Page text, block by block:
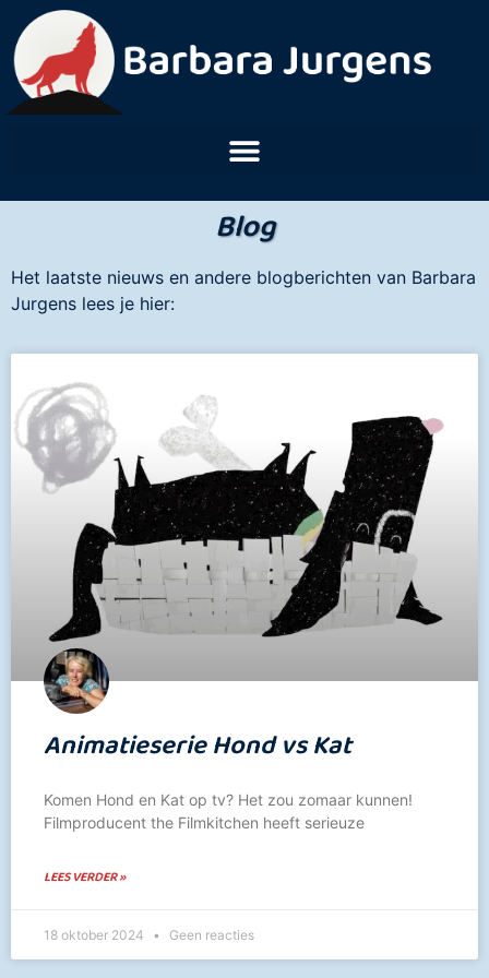
Blog
Het laatste nieuws en andere blogberichten van Barbara
Jurgens lees je hier:
Animatieserie Hond vs Kat
Komen Hond en Kat op tv? Het zou zomaar kunnen!
Filmproducent the Filmkitchen heeft serieuze
LEES VERDER »
18 oktober 2024 Geen reacties